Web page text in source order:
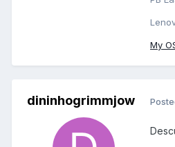
My
dininhogrimmjow